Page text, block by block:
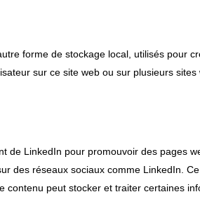
forme de stockage local, utilisés pour
sur ce site web ou sur plusieurs
de LinkedIn pour promouvoir des pages
des réseaux sociaux comme LinkedIn.
peut stocker et traiter certaines